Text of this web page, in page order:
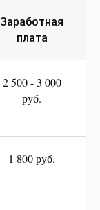
Заработная
плата
2 500 - 3 000
руб.
1 800 руб.